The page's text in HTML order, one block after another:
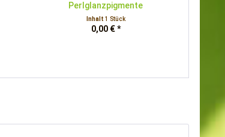
Perlglanzpigmente
Inhalt 1 Stück
0,00 € *